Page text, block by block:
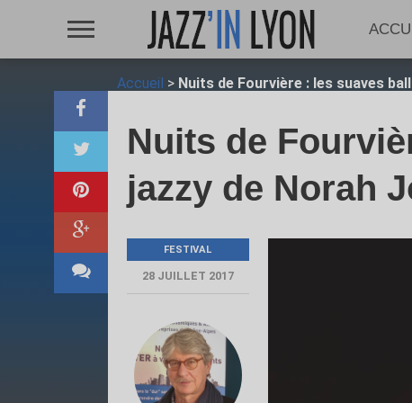
Accueil > Nuits de Fourvière : les suaves
Nuits de
jazzy de Norah
FESTIVAL
28 JUILLET 2017